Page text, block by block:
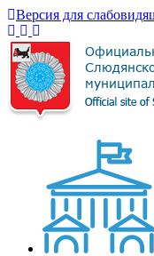
Версия для